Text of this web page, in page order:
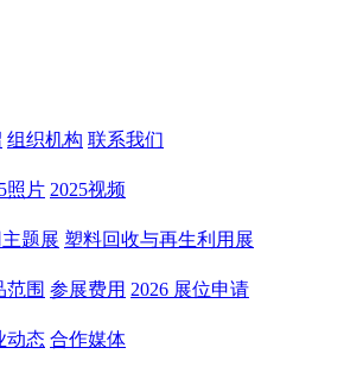
组织机构 联系我们
照片 2025视频
题展 塑料回收与再生利用展
范围 参展费用 2026 展位申请
动态 合作媒体